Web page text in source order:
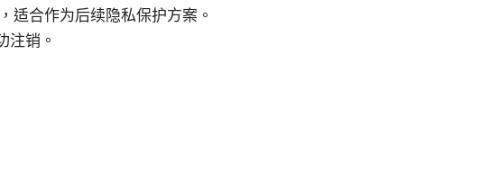
适合作为后续隐私保护方案。
注销。